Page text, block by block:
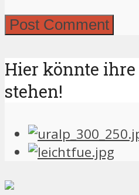
Hier könnte
stehen!